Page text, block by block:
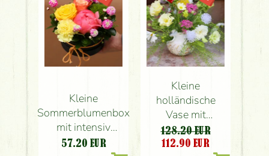
Kleine
Sommerblumenbox
mit intensiv
farbigen Blüten (6
57.20 EUR
Kleine
holländische
Vase mit
Sommerblumen
128.20 EUR
112.90 EUR